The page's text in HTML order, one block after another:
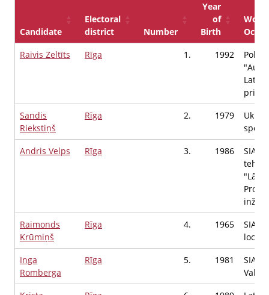
Candidate
Electoral
district
Number
Year
of
Birth
Raivis Zeltīts
Rīga 1. 1992
Sandis
Riekstiņš
Rīga 2. 1979
Andris Velps
Rīga 3. 1986
SIA
Raimonds
Krūmiņš
Rīga 4. 1965
SIA
Inga
Romberga
Rīga 5. 1981
SIA